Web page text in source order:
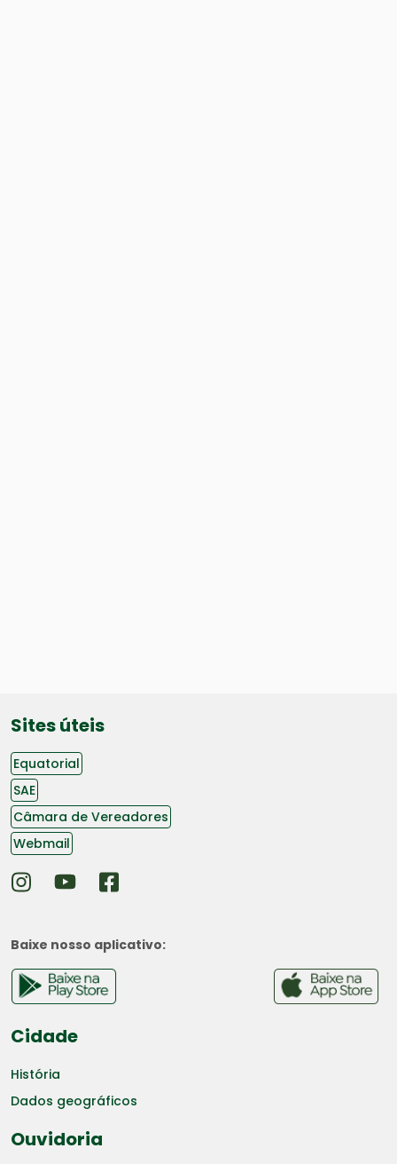
Sites úteis
Equatorial
SAE
Câmara de Vereadores
Webmail
Baixe nosso aplicativo:
Cidade
História
Dados geográficos
Ouvidoria